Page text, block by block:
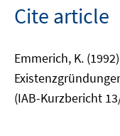
Cite article
Emmerich, K.
(IAB-Kurzbericht